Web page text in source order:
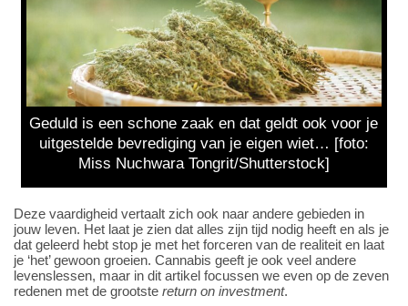
Geduld is een schone zaak en dat geldt ook voor je
uitgestelde bevrediging van je eigen wiet… [foto:
Miss Nuchwara Tongrit/Shutterstock]
Deze vaardigheid vertaalt zich ook naar andere gebieden in
jouw leven. Het laat je zien dat alles zijn tijd nodig heeft en als je
dat geleerd hebt stop je met het forceren van de realiteit en laat
je ‘het’ gewoon groeien. Cannabis geeft je ook veel andere
levenslessen, maar in dit artikel focussen we even op de zeven
redenen met de grootste return on investment.